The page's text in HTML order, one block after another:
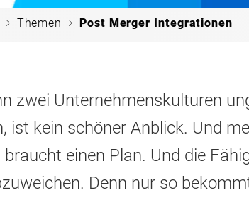
c Themen cPost Merger Integrationen
zwei Unternehmenskulturen
ist kein schöner Anblick. Und
einen Plan. Und die
Denn nur so